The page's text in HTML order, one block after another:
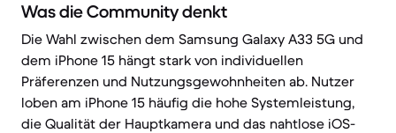
Was die Community denkt
Die Wahl zwischen dem Samsung Galaxy A33 5G und
dem iPhone 15 hängt stark von individuellen
Präferenzen und Nutzungsgewohnheiten ab. Nutzer
loben am iPhone 15 häufig die hohe Systemleistung,
die Qualität der Hauptkamera und das nahtlose iOS-